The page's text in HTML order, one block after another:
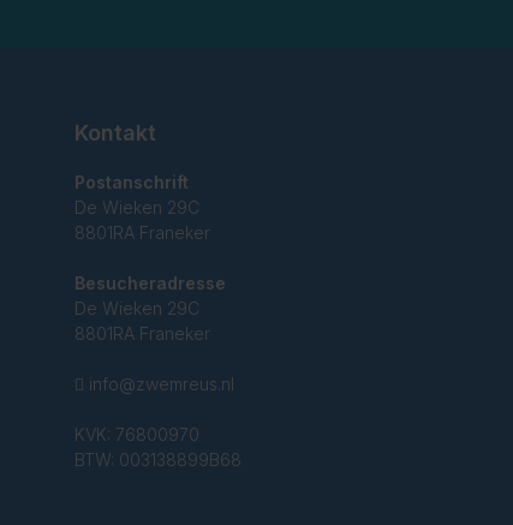
Kontakt
Postanschrift
De Wieken 29C
8801RA Franeker
Besucheradresse
De Wieken 29C
8801RA Franeker
info@zwemreus.nl
KVK: 76800970
BTW: 003138899B68